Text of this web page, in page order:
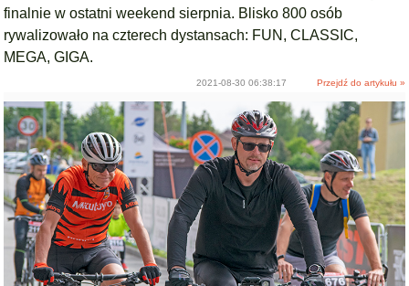
finalnie w ostatni weekend sierpnia. Blisko 800 osób
rywalizowało na czterech dystansach: FUN, CLASSIC,
MEGA, GIGA.
2021-08-30 06:38:17 Przejdź do artykułu »